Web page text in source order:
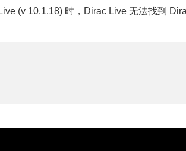
(v 10.1.18) 时，Dirac Live 无法找到